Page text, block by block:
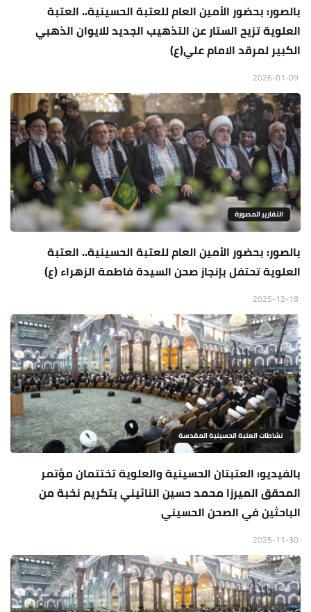
بالصور: بحضور الأمين العام للعتبة الحسينية.. العتبة
العلوية تزيح الستار عن التذهيب الجديد للايوان الذهبي
الكبير لمرقد الامام علي(ع)
التقارير المصورة
بالصور: بحضور الأمين العام للعتبة الحسينية.. العتبة
العلوية تحتفل بإنجاز صحن السيدة فاطمة الزهراء (ع)
نشاطات العتبة الحسينية المقدسة
بالفيديو: العتبتان الحسينية والعلوية تختتمان مؤتمر
المحقق الميرزا محمد حسين النائيني بتكريم نخبة من
الباحثين في الصحن الحسيني